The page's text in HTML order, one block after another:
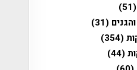
(31)
(354)
(44)